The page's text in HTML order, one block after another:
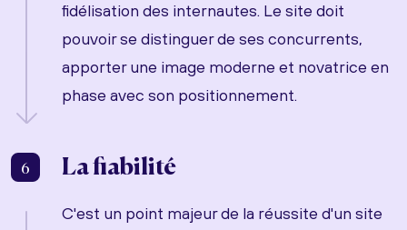
fidélisation des internautes. Le site doit
pouvoir se distinguer de ses concurrents,
apporter une image moderne et novatrice en
phase avec son positionnement.
6 La fiabilité
C'est un point majeur de la réussite d'un site